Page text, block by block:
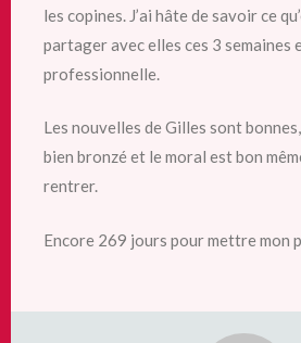
les copines. J’ai hâte de savoir ce
partager avec elles ces 3 semaines
professionnelle.
Les nouvelles de Gilles sont
bien bronzé et le moral est bon
rentrer.
Encore 269 jours pour mettre mon